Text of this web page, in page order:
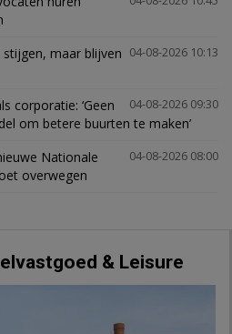
04-08-2026 10:13
stijgen, maar blijven
04-08-2026 09:30
corporatie: ‘Geen
om betere buurten te maken’
04-08-2026 08:00
Nationale
overwegen
& Leisure